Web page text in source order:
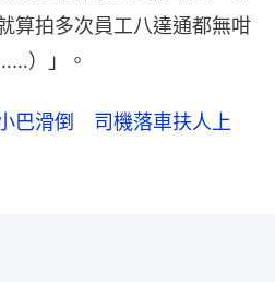
算拍多次員工八達通都無咁
）」。
巴滑倒 司機落車扶人上